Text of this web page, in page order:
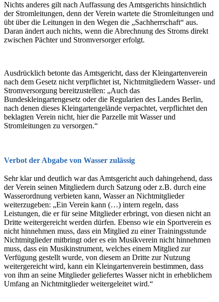
Nichts anderes gilt nach Auffassung des Amtsgerichts hinsichtlich
der Stromleitungen, denn der Verein wartete die Stromleitungen und
übt über die Leitungen in den Wegen die „Sachherrschaft“ aus.
Daran ändert auch nichts, wenn die Abrechnung des Stroms direkt
zwischen Pächter und Stromversorger erfolgt.
Ausdrücklich betonte das Amtsgericht, dass der Kleingartenverein
nach dem Gesetz nicht verpflichtet ist, Nichtmitgliedern Wasser- und
Stromversorgung bereitzustellen: „Auch das
Bundeskleingartengesetz oder die Regularien des Landes Berlin,
nach denen dieses Kleingartengelände verpachtet, verpflichtet den
beklagten Verein nicht, hier die Parzelle mit Wasser und
Stromleitungen zu versorgen.“
Verbot der Abgabe von Wasser zulässig
Sehr klar und deutlich war das Amtsgericht auch dahingehend, dass
der Verein seinen Mitgliedern durch Satzung oder z.B. durch eine
Wasserordnung verbieten kann, Wasser an Nichtmitglieder
weiterzugeben: „Ein Verein kann (…) intern regeln, dass
Leistungen, die er für seine Mitglieder erbringt, von diesen nicht an
Dritte weitergereicht werden dürfen. Ebenso wie ein Sportverein es
nicht hinnehmen muss, dass ein Mitglied zu einer Trainingsstunde
Nichtmitglieder mitbringt oder es ein Musikverein nicht hinnehmen
muss, dass ein Musikinstrument, welches einem Mitglied zur
Verfügung gestellt wurde, von diesem an Dritte zur Nutzung
weitergereicht wird, kann ein Kleingartenverein bestimmen, dass
von ihm an seine Mitglieder geliefertes Wasser nicht in erheblichem
Umfang an Nichtmitglieder weitergeleitet wird.“